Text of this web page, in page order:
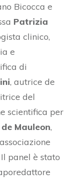
Bicocca e
Patrizia
clinico,
e
di
, autrice de
del
scientifica per
de Mauleon,
panel è stato